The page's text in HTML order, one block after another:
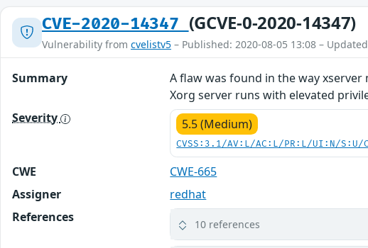
CVE-2020-14347 (GCVE-0-2020-14347)
Vulnerability from cvelistv5 – Published: 2020-08-05 13:08 –
Summary
A flaw was found in the way
Xorg server runs with elevated
Severity
5.5 (Medium)
CVSS:3.1/AV:L/AC:L/PR:L/UI:N/
CWE
CWE-665
Assigner
redhat
References
10 references